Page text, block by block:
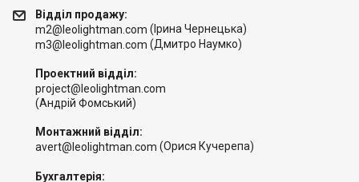
Відділ продажу:
m2@leolightman.com (Ірина Чернецька)
m3@leolightman.com (Дмитро Наумко)
Проектний відділ:
project@leolightman.com
(Андрій Фомський)
Монтажний відділ:
avert@leolightman.com (Орися Кучерепа)
Бухгалтерія: